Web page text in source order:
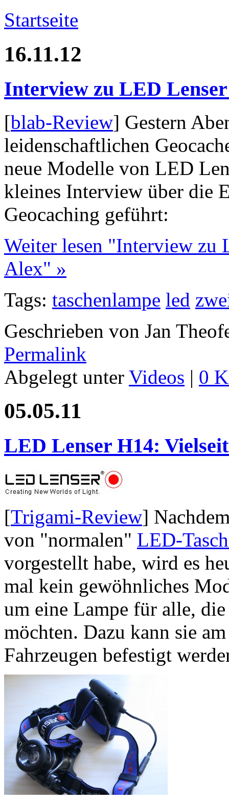
Startseite
16.11.12
Interview zu LED
[blab-Review] Gestern
leidenschaftlichen
neue Modelle von LED
kleines Interview über die
Geocaching geführt:
Weiter lesen "Interview zu
Alex" »
Tags: taschenlampe led
Geschrieben von Jan
Permalink
Abgelegt unter Videos | 0
05.05.11
LED Lenser H14:
[Trigami-Review]
von "normalen" LED-
vorgestellt habe, wird es
mal kein gewöhnliches
um eine Lampe für alle,
möchten. Dazu kann sie
Fahrzeugen befestigt